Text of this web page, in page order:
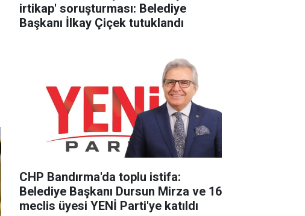
irtikap' soruşturması: Belediye
Başkanı İlkay Çiçek tutuklandı
CHP Bandırma'da toplu istifa:
Belediye Başkanı Dursun Mirza ve 16
meclis üyesi YENİ Parti'ye katıldı